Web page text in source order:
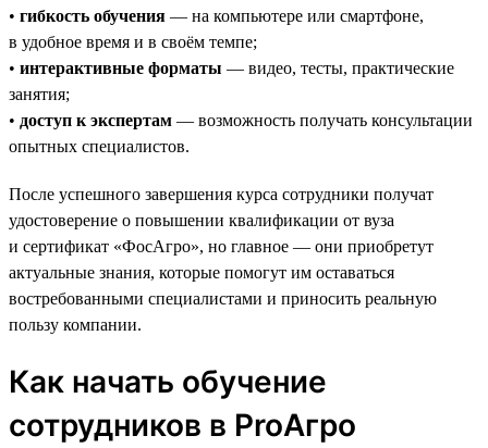
• гибкость обучения — на компьютере или смартфоне,
в удобное время и в своём темпе;
• интерактивные форматы — видео, тесты, практические
занятия;
• доступ к экспертам — возможность получать консультации
опытных специалистов.
После успешного завершения курса сотрудники получат
удостоверение о повышении квалификации от вуза
и сертификат «ФосАгро», но главное — они приобретут
актуальные знания, которые помогут им оставаться
востребованными специалистами и приносить реальную
пользу компании.
Как начать обучение
сотрудников в ProАгро